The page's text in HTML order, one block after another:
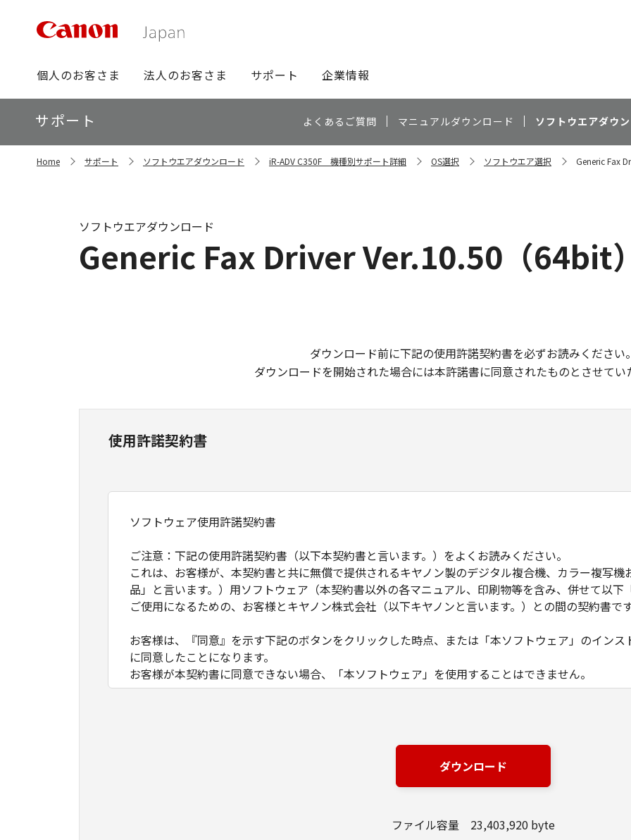
グ
ロ
ー
バ
ビ
個人のお客さま 法人のお客さま サポート 企業情報
ロ
ー
カ
ル
サポート よくあるご質問 マニュアルダウンロード ソフトウエアダウ
Home サポート ソフトウエアダウンロード iR-ADV C350F 機種別サポート詳細 OS選択 ソフトウエア選択 Generic Fax
Generic Fax Driver Ver.10.50（64bit）
ソフトウエアダウンロード
ダウンロード前に下記の使用許諾契約書を必ずお読みください。
ダウンロードを開始された場合には本許諾書に同意されたものとさせてい
使用許諾契約書
ソフトウェア使用許諾契約書
ご注意：下記の使用許諾契約書（以下本契約書と言います。）をよくお読みください。
これは、お客様が、本契約書と共に無償で提供されるキヤノン製のデジタル複合機、カラー複写
品」と言います。）用ソフトウェア（本契約書以外の各マニュアル、印刷物等を含み、併せて以下
ご使用になるための、お客様とキヤノン株式会社（以下キヤノンと言います。）との間の契約書です
お客様は、『同意』を示す下記のボタンをクリックした時点、または「本ソフトウェア」のイン
に同意したことになります。
お客様が本契約書に同意できない場合、「本ソフトウェア」を使用することはできません。
数のコンピューター（以下「指定機器」と言います。）において、「本ソフトウェア」を使用（本
ア」をコンピューターの記憶媒体上にインストールすること、またはコンピューターにおいて表示
は実行することのいずれも含むものとします。）するための非独占的権利をお客様に対して許諾し
ネットワークを通じて接続されたコンピューター上で、かかるコンピューターの使用者に対して「
ダウンロード
ファイル容量 23,403,920 byte